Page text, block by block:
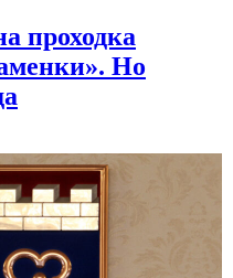
проходка
Но